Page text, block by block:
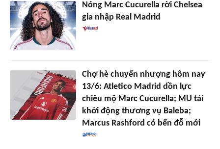
Nóng Marc Cucurella rời Chelsea
gia nhập Real Madrid
Chợ hè chuyển nhượng hôm nay
13/6: Atletico Madrid dồn lực
chiêu mộ Marc Cucurella; MU tái
khởi động thương vụ Baleba;
Marcus Rashford có bến đỗ mới